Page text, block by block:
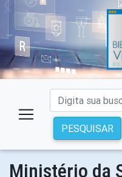
PESQUISAR
Ministério da